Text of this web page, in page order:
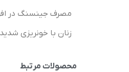
مصرف جینسنگ در
زنان با خونریزی
محصولات مرتبط